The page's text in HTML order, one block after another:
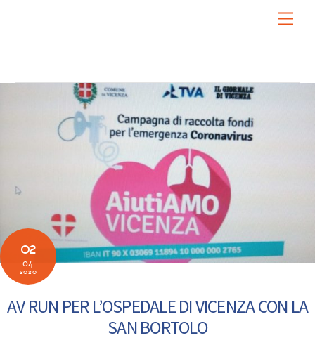
02
04
2020
AV RUN PER L’OSPEDALE DI VICENZA CON LA
SAN BORTOLO